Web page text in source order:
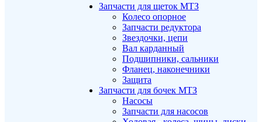
Запчасти для щеток МТЗ
Колесо опорное
Запчасти редуктора
Звездочки, цепи
Вал карданный
Подшипники, сальники
Фланец, наконечники
Защита
Запчасти для бочек МТЗ
Насосы
Запчасти для насосов